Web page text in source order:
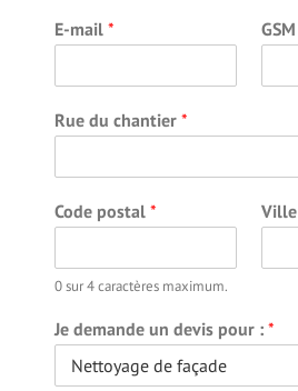
E-mail * GSM
Rue du chantier *
Code postal *
0 sur 4 caractères maximum.
Ville
Je demande un devis pour : *